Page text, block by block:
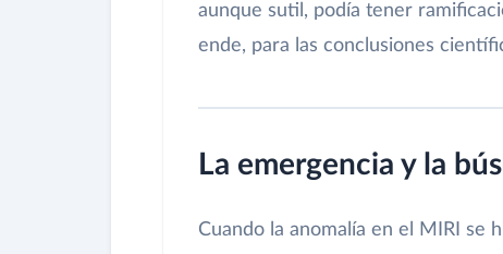
aunque sutil, podía tener
ende, para las conclusiones
La emergencia y la
Cuando la anomalía en el MIRI se